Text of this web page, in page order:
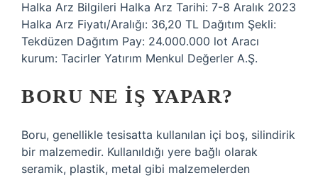
Halka Arz Bilgileri Halka Arz Tarihi: 7-8 Aralık 2023
Halka Arz Fiyatı/Aralığı: 36,20 TL Dağıtım Şekli:
Tekdüzen Dağıtım Pay: 24.000.000 lot Aracı
kurum: Tacirler Yatırım Menkul Değerler A.Ş.
BORU NE IŞ YAPAR?
Boru, genellikle tesisatta kullanılan içi boş, silindirik
bir malzemedir. Kullanıldığı yere bağlı olarak
seramik, plastik, metal gibi malzemelerden